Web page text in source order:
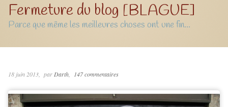
Fermeture du blog [BLAGUE]
Parce que même les meilleures choses ont une fin...
18 juin 2013 parDarth 147 commentaires